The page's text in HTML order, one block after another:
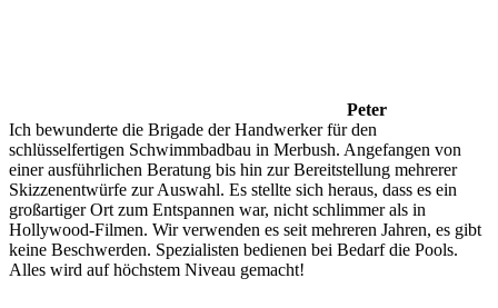
Peter
Ich bewunderte die Brigade der Handwerker für den
schlüsselfertigen Schwimmbadbau in Merbush. Angefangen von
einer ausführlichen Beratung bis hin zur Bereitstellung mehrerer
Skizzenentwürfe zur Auswahl. Es stellte sich heraus, dass es ein
großartiger Ort zum Entspannen war, nicht schlimmer als in
Hollywood-Filmen. Wir verwenden es seit mehreren Jahren, es gibt
keine Beschwerden. Spezialisten bedienen bei Bedarf die Pools.
Alles wird auf höchstem Niveau gemacht!